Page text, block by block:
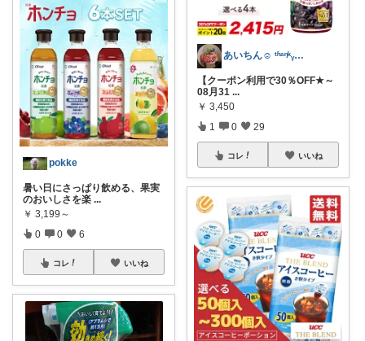
pokke
暑い日にさっぱり飲める、果実
のおいしさを楽 ...
￥ 3,199～
0 0 6
コレ いいね
あいちん☺️ ᵗʱᵃᵑᵏᵧₒᵤওೄ ♬*
【クーポン利用で30％OFF★～
08月31 ...
￥ 3,450
1 0 29
コレ いいね